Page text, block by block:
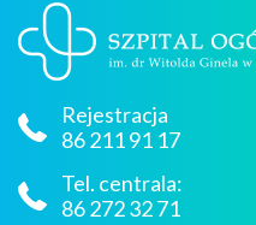
Rejestracja
86 211 91 17
Tel. centrala:
86 272 32 71